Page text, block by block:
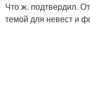
Что ж. подтвердил.
темой для невест и